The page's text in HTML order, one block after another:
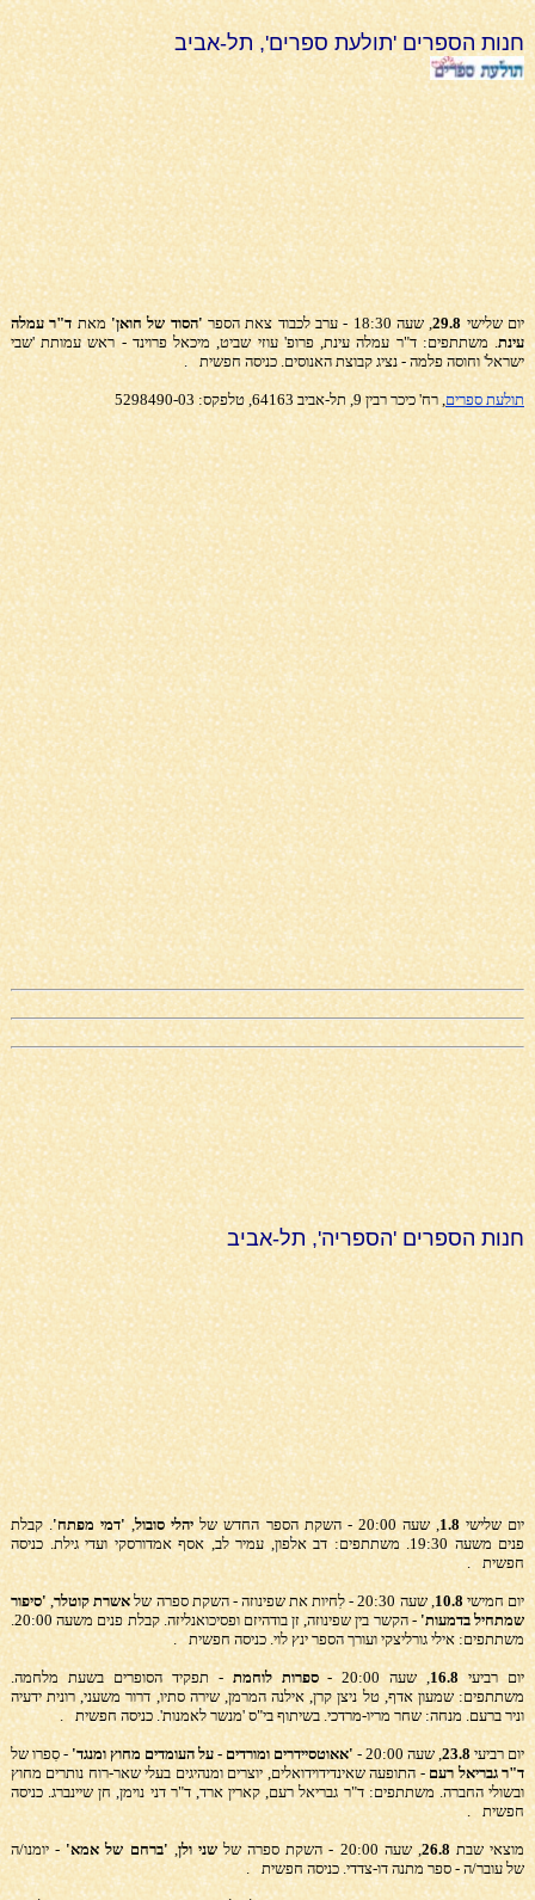
חנות הספרים 'תולעת ספרים', תל-אביב
יום שלישי29.8, שעה 18:30 - ערב לכבוד צאת הספר 'הסוד של חואן'מאתד"ר עמלה
עינת. משתתפים: ד"ר עמלה עינת, פרופ' עוזי שביט, מיכאל פרוינד - ראש עמותת 'שבי
ישראל' וחוסה פלמה - נציג קבוצת האנוסים. כניסה חפשית .
תולעת ספרים, רח' כיכר רבין 9, תל-אביב 64163, טלפקס: 5298490-03
חנות הספרים 'הספריה', תל-אביב
יום שלישי 1.8, שעה 20:00 - השקת הספר החדש של יהלי סובול,'דמי מפתח'. קבלת
פנים משעה 19:30. משתתפים: דב אלפון, עמיר לב, אסף אמדורסקי ועדי גילת. כניסה
חפשית .
יום חמישי10.8, שעה 20:30 - לִחיות את שפינוזה - השקת ספרה של אשרת קוטלר,'סיפור
שמתחיל בדמעות'
- הקשר בין שפינוזה, זן בודהיזם ופסיכואנליזה. קבלת פנים משעה 20:00.
משתתפים: אילי גורליצקי ועורך הספר ינץ לוי. כניסה חפשית.
יום רביעי16.8, שעה 20:00 - ספרות לוחמת - תפקיד הסופרים בשעת מלחמה.
משתתפים: שמעון אדף, טל ניצן קרן, אילנה המרמן, שירה סתיו, דרור משעני, רונית ידעיה
וניר ברעם. מנחה: שחר מריו-מרדכי. בשיתוף בי"ס 'מנשר לאמנות'. כניסה חפשית .
יום רביעי 23.8, שעה 20:00 - 'אאוטסיידרים ומורדים - על העומדים מחוץ ומנגד' - סִפרו של
ד"ר גבריאל רעם - התופעה שאינדידוידואלים, יוצרים ומנהיגים בעלי שאר-רוח נותרים מחוץ
ובשולי החברה. משתתפים: ד"ר גבריאל רעם, קארין ארד, ד"ר דני נוימן, חן שיינברג. כניסה
חפשית
.
מוצאי שבת26.8, שעה 20:00 - השקת ספרה של שני ולן, 'ברחם של אמא' - יומנו/ה
של עובר/ה - ספר מתנה דו-צדדי. כניסה חפשית .